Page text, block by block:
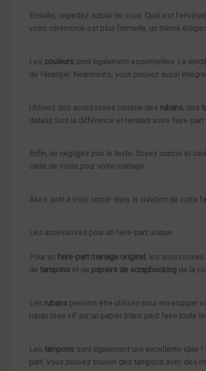
Ensuite, regardez autour de vous. Quel est
votre cérémonie est plus formelle, un thème
Les couleurs sont également essentielles. La
de l’énergie. Néanmoins, vous pouvez aussi
Utilisez des accessoires comme des rubans, des
détails font la différence et rendent votre faire-part
Enfin, ne négligez pas le texte. Soyez concis et
carte de visite pour votre mariage.
Alors, prêt à vous lancer dans la création de votre
Les accessoires pour un faire-part unique
Pour un faire-part mariage original , les
de tampons et de papiers de scrapbooking de la
Les rubans peuvent être utilisés pour envelopper
ruban rose vif sur un papier blanc peut faire toute
Les tampons sont également une excellente idée
part. Vous pouvez trouver des tampons avec des